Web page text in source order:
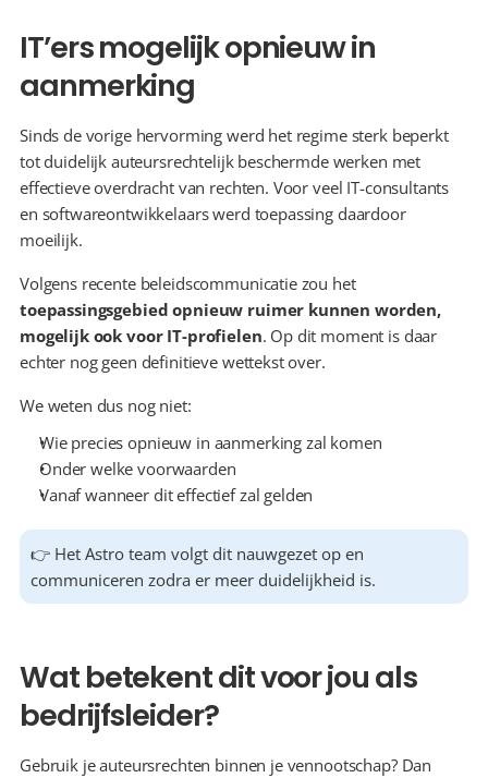
IT’ers mogelijk opnieuw in
aanmerking
Sinds de vorige hervorming werd het regime sterk beperkt
tot duidelijk auteursrechtelijk beschermde werken met
effectieve overdracht van rechten. Voor veel IT-consultants
en softwareontwikkelaars werd toepassing daardoor
moeilijk.
Volgens recente beleidscommunicatie zou het
toepassingsgebied opnieuw ruimer kunnen worden,
mogelijk ook voor IT-profielen. Op dit moment is daar
echter nog geen definitieve wettekst over.
We weten dus nog niet:
Wie precies opnieuw in aanmerking zal komen
Onder welke voorwaarden
Vanaf wanneer dit effectief zal gelden
👉 Het Astro team volgt dit nauwgezet op en
communiceren zodra er meer duidelijkheid is.
Wat betekent dit voor jou als
bedrijfsleider?
Gebruik je auteursrechten binnen je vennootschap? Dan